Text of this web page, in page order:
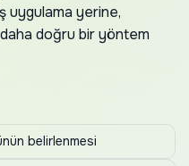
uygulama yerine,
doğru bir yöntem
belirlenmesi